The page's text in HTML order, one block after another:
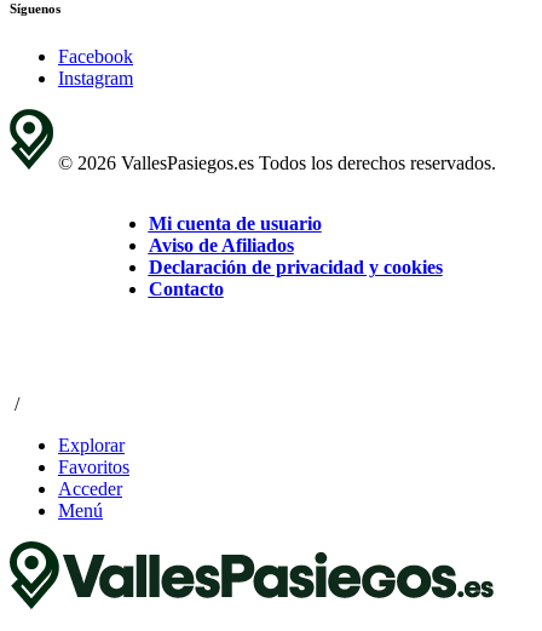
Síguenos
Facebook
Instagram
© 2026 VallesPasiegos.es Todos los derechos reservados.
Mi cuenta de usuario
Aviso de Afiliados
Declaración de privacidad y cookies
Contacto
/
Explorar
Favoritos
Acceder
Menú